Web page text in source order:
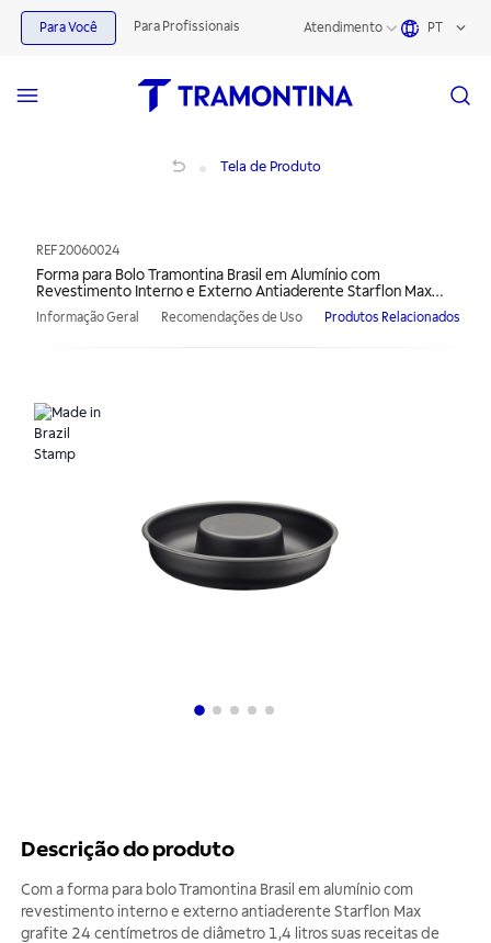
Para Você Para Profissionais Atendimento PT
Tela de Produto
REF20060024
Forma para Bolo Tramontina Brasil em Alumínio com
Revestimento Interno e Externo Antiaderente Starflon Max
Grafite 24 cm 1,4 L
Informação Geral Recomendações de Uso Produtos Relacionados
Descrição do produto
Com a forma para bolo Tramontina Brasil em alumínio com
revestimento interno e externo antiaderente Starflon Max
grafite 24 centímetros de diâmetro 1,4 litros suas receitas de